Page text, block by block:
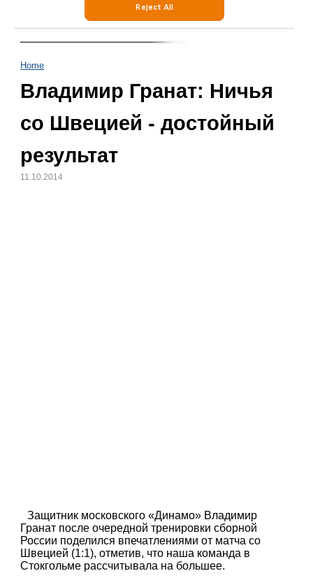
Home
Владимир Гранат: Ничья
со Швецией - достойный
результат
11.10.2014
Защитник московского «Динамо» Владимир
Гранат после очередной тренировки сборной
России поделился впечатлениями от матча со
Швецией (1:1), отметив, что наша команда в
Стокгольме рассчитывала на большее.